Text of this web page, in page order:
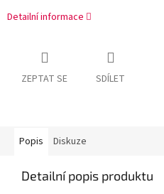
Detailní informace
ZEPTAT SE SDÍLET
Popis Diskuze
Detailní popis produktu